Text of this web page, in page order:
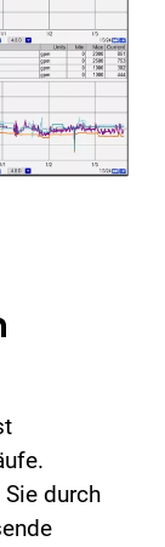
durch